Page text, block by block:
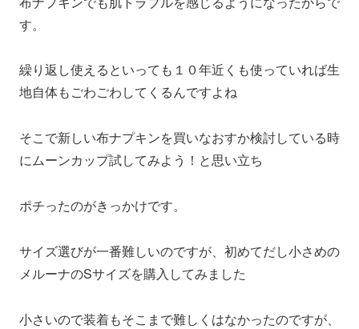
す。
繰り返し使えるといっても１０年近くも使っていれば生
地自体もごわごわしてくるんですよね
そこで新しい布ナプキンを買いなおすか検討している時
にムーンカップ試してみよう！と思い立ち
ポチったのがきっかけです。
サイズ選びが一番難しいのですが、初めてだし小さめの
メルーナのSサイズを購入してみました
小さいので装着もそこまで難しくはなかったのですが、